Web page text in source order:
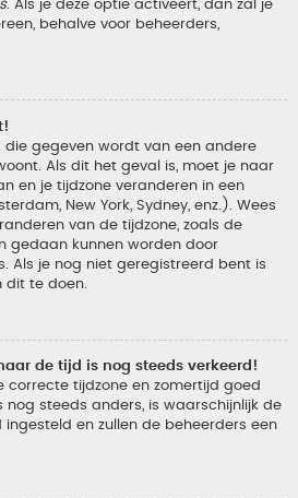
. Als je deze optie activeert, dan zal je
behalve voor beheerders,
gegeven wordt van een andere
Als dit het geval is, moet je naar
en je tijdzone veranderen in een
New York, Sydney, enz.). Wees
van de tijdzone, zoals de
gedaan kunnen worden door
Als je nog niet geregistreerd bent is
te doen.
de tijd is nog steeds verkeerd!
correcte tijdzone en zomertijd goed
nog steeds anders, is waarschijnlijk de
en zullen de beheerders een